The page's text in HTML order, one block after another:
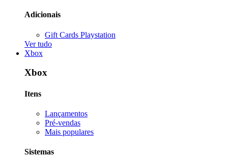
Adicionais
Gift Cards Playstation
Ver tudo
Xbox
Xbox
Itens
Lançamentos
Pré-vendas
Mais populares
Sistemas